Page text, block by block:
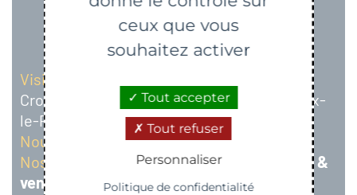
Visiter la boutique :
Croix Besnard,
Parc d’activités – 77000 Vaux-
le-Pénil
Nous appeler :
01 64 83 59 90
Nos horaires d’ouverture :Lundi, mercredi &
vendredi de 10h à 17h30
ceux que vous
souhaitez activer
Tout accepter
Tout refuser
Personnaliser
Politique de confidentialité